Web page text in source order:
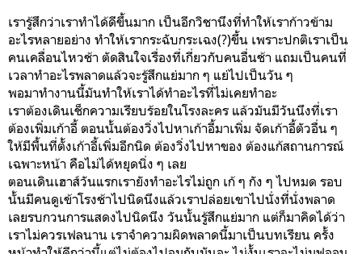
เรารู้สึกว่าเราทำได้ดีขึ้นมาก เป็นอีกวิชานึงที่ทำให้เราก้าวข้าม
อะไรหลายอย่าง ทำให้เรากระฉับกระเฉง(?)ขึ้น เพราะปกติเราเป็น
คนเคลื่อนไหวช้า ตัดสินใจเรื่องที่เกี่ยวกับคนอื่นช้า แถมเป็นคนที่
เวลาทำอะไรพลาดแล้วจะรู้สึกแย่มาก ๆ แย่ไปเป็นวัน ๆ
พอมาทำงานนี้มันทำให้เราได้ทำอะไรที่ไม่เคยทำอะ
เราต้องเดินเช็กความเรียบร้อยในโรงละคร แล้วมันมีวันนึงที่เรา
ต้องเพิ่มเก้าอี้ ตอนนั้นต้องวิ่งไปหาเก้าอี้มาเพิ่ม จัดเก้าอี้ตัวอื่น ๆ
ให้มีพื้นที่ตั้งเก้าอี้เพิ่มอีกนิด ต้องวิ่งไปหาของ ต้องแก้สถานการณ์
เฉพาะหน้า คือไม่ได้หยุดนิ่ง ๆ เลย
ตอนเดินเฮาส์วันแรกเรายังทำอะไรไม่ถูก เก้ ๆ กัง ๆ ไปหมด รอบ
นั้นมีคนดูเข้าโรงช้าไปนิดนึงแล้วเราปล่อยเขาไปนั่งที่นั่งพลาด
เลยรบกวนการแสดงไปนิดนึง วันนั้นรู้สึกแย่มาก แต่ก็มาคิดได้ว่า
เราไม่ควรเฟลนาน เราจำความผิดพลาดนี้มาเป็นบทเรียน ครั้ง